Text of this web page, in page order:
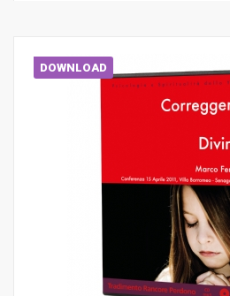
DOWNLOAD